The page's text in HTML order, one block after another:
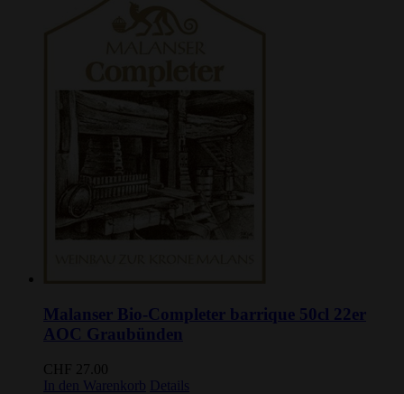
Malanser Bio-Completer barrique 50cl 22er
AOC Graubünden
CHF
27.00
In den Warenkorb Details